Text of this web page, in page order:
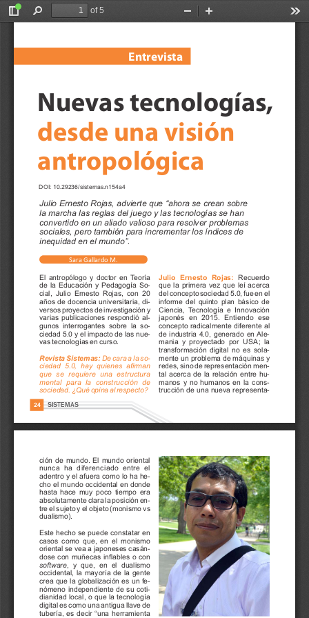
Toggle
Find
of 5
Zoom
Entrevista
El antropólogo y doctor en Teoría
de la Educación y Pedagogía So-
cial, Julio Ernesto Rojas, con 20
años de docencia universitaria, di-
versos proyectos de investigación y
varias publicaciones respondió al-
gunos interrogantes sobre la so-
ciedad 5.0 y el impacto de las nue-
vas tecnologías en curso.
Revista Sistemas: De cara a la so-
ciedad 5.0, hay quienes afirman
que se requiere una estructura
mental para la construcción de
sociedad. ¿Qué opina al respecto?
Julio Ernesto Rojas: Recuerdo
que la primera vez que leí acerca
del concepto sociedad 5.0, fue en el
informe del quinto plan básico de
Ciencia,
Tecnología e Innovación
japonés en 201 5. Entiendo ese
concepto radicalmente diferente al
de industria 4.0, generado en Ale-
mania y proyectado por USA;
la
transformación digital no es sola-
mente un problema de máquinas y
redes, sino de representación men-
tal acerca de la relación entre hu-
manos y no humanos en la cons-
trucción de una nueva representa-
Julio Ernesto Rojas, advierte que “ahora se crean sobre
la marcha las reglas del juego y las tecnologías se han
convertido en un aliado valioso para resolver problemas
sociales, pero también para incrementar los índices de
inequidad en el mundo”.
DOI: 10.29236/sistemas.n154a4
Nuevas tecnologías,
desde una visión
antropológica
Sara Gallardo M.
24 SISTEMAS
ción de mundo. El mundo oriental
nunca ha diferenciado entre e
adentro y el afuera como lo ha he-
cho el mundo occidental en donde
hasta hace muy poco tiempo era
absolutamente clara la posición en-
tre el sujeto y el objeto (monismo vs
dualismo).
Este hecho se puede constatar en
casos como que, en el monismo
oriental se vea a japoneses casán-
dose con muñecas inflables o con
software, y que, en el
dualismo
occidental,
la mayoría de la gente
crea que la globalización es un fe-
nómeno independiente de su coti-
dianidad local, o que la tecnología
digital es como una antigua llave de
tubería, es decir “una herramienta